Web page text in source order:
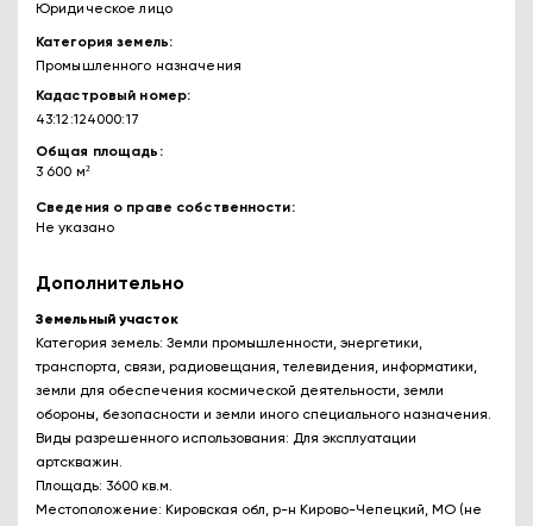
Юридическое лицо
Категория земель
Промышленного назначения
Кадастровый номер
43:12:124000:17
Общая площадь
3 600 м²
Сведения о праве собственности
Не указано
Дополнительно
Земельный участок
Категория земель: Земли промышленности, энергетики,
транспорта, связи, радиовещания, телевидения, информатики,
земли для обеспечения космической деятельности, земли
обороны, безопасности и земли иного специального назначения.
Виды разрешенного использования: Для эксплуатации
артскважин.
Площадь: 3600 кв.м.
Местоположение: Кировская обл, р-н Кирово-Чепецкий, МО (не